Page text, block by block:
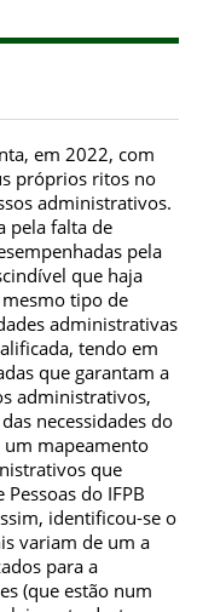
em 2022, com
próprios ritos no
administrativos.
pela falta de
pela
que haja
tipo de
administrativas
tendo em
que garantam a
administrativos,
necessidades do
um mapeamento
que
do IFPB
identificou-se o
variam de um a
para a
(que estão num